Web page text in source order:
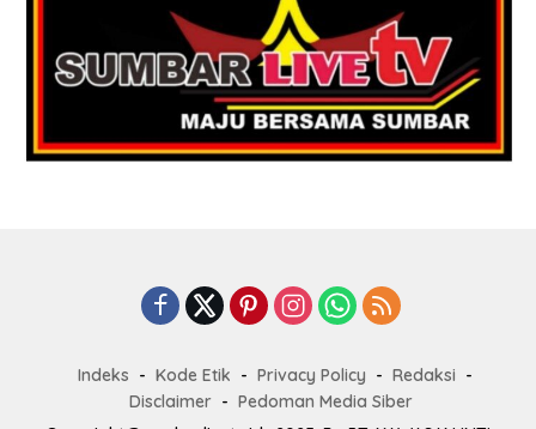
Indeks Kode Etik Privacy Policy
Redaksi
Disclaimer
Pedoman Media Siber